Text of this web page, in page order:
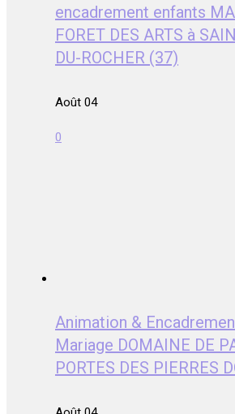
encadrement enfants
FORET DES ARTS à
DU-ROCHER (37)
Août 04
0
Animation &
Mariage DOMAINE DE
PORTES DES PIERRES